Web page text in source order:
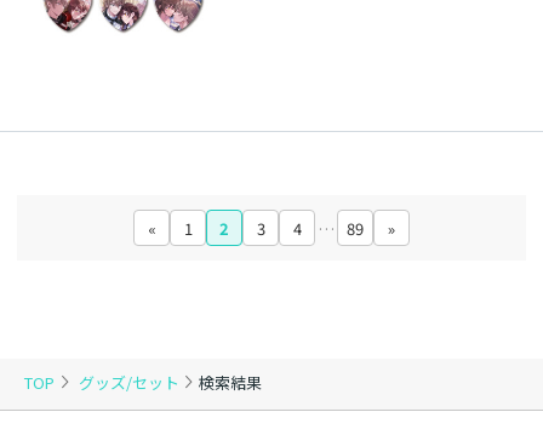
TOP グッズ/セット 検索結果
« 1 2 3 4 … 89 »